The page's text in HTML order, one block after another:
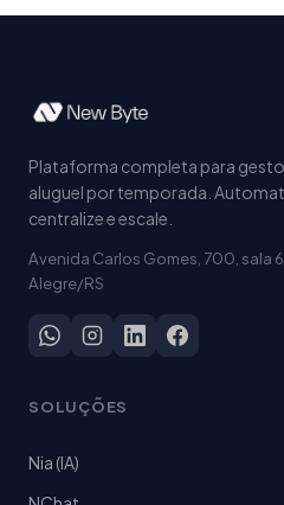
Plataforma completa para
aluguel por temporada.
centralize e escale.
Avenida Carlos Gomes, 700, sala
Alegre/RS
SOLUÇÕES
Nia (IA)